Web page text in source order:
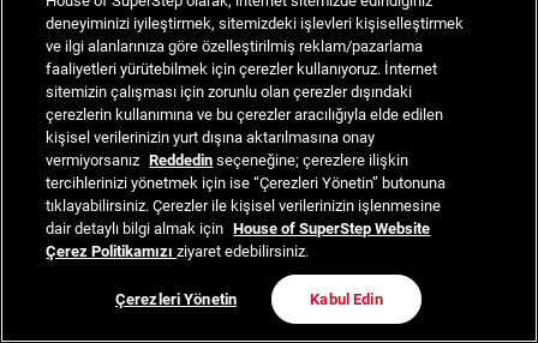
deneyiminizi iyileştirmek, sitemizdeki işlevleri kişiselleştirmek
ve ilgi alanlarınıza göre özelleştirilmiş reklam/pazarlama
faaliyetleri yürütebilmek için çerezler kullanıyoruz. İnternet
sitemizin çalışması için zorunlu olan çerezler dışındaki
çerezlerin kullanımına ve bu çerezler aracılığıyla elde edilen
kişisel verilerinizin yurt dışına aktarılmasına onay
vermiyorsanız Reddedin seçeneğine; çerezlere ilişkin
tercihlerinizi yönetmek için ise “Çerezleri Yönetin” butonuna
tıklayabilirsiniz. Çerezler ile kişisel verilerinizin işlenmesine
dair detaylı bilgi almak için House of SuperStep Website
Çerez Politikamızıziyaret edebilirsiniz.
Çerezleri Yönetin Kabul Edin